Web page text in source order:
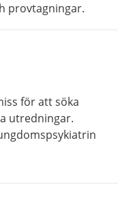
provtagningar.
för att söka
utredningar.